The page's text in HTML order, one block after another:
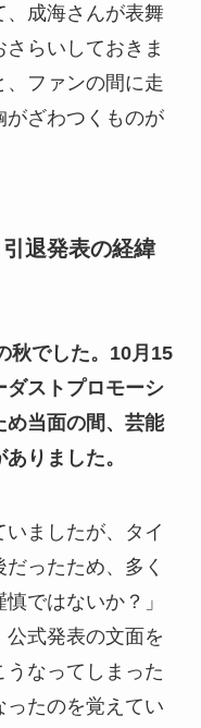
、成海さんが表舞
らいしておきま
、ファンの間に走
がざわつくものが
退発表の経緯
秋でした。10月15
ダストプロモーシ
め当面の間、芸能
りました。
ましたが、タイ
ったため、多く
ではないか？」
公式発表の文面を
うなってしまった
ったのを覚えてい